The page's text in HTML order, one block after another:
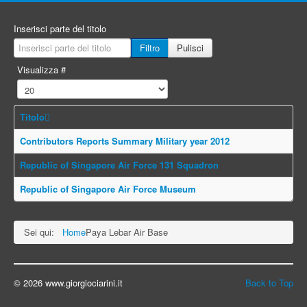
Inserisci parte del titolo
Filtro
Pulisci
Visualizza #
Titolo
Contributors Reports Summary Military year 2012
Republic of Singapore Air Force 131 Squadron
Republic of Singapore Air Force Museum
Sei qui: HomePaya Lebar Air Base
Back to Top
© 2026 www.giorgiociarini.it